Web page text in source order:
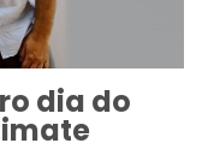
dia do